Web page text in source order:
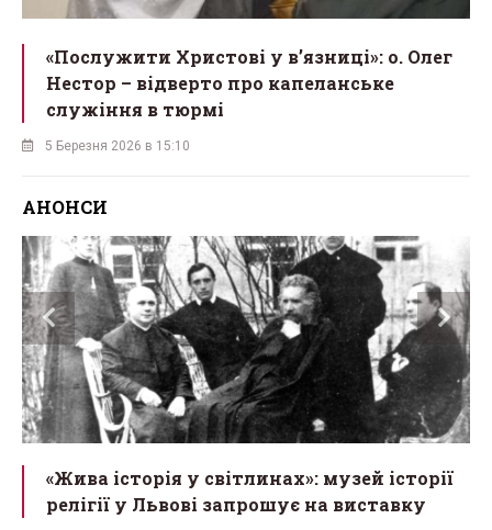
«Послужити Христові у вʼязниці»: о. Олег
Нестор – відверто про капеланське
служіння в тюрмі
5 Березня 2026 в 15:10
АНОНСИ
«Жива історія у світлинах»: музей історії
релігії у Львові запрошує на виставку